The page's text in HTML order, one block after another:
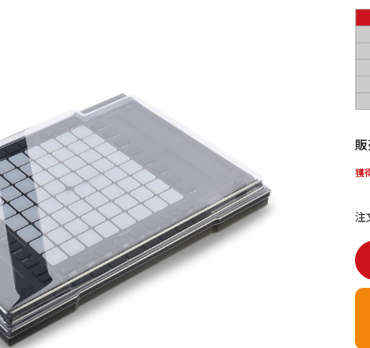
ヴィンテージ
獲
注